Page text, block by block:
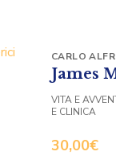
James
30,00€
CARLO
VITA E
E CLINICA